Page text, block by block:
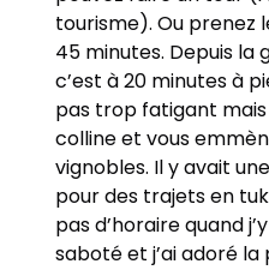
tourisme). Ou prenez
45 minutes. Depuis la
c’est à 20 minutes à
pas trop fatigant mais
colline et vous
vignobles. Il y avait
pour des trajets en
pas d’horaire quand
saboté et j’ai adoré la